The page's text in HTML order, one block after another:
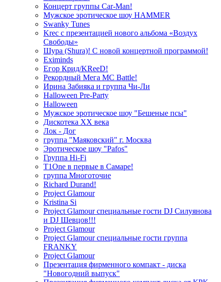
Концерт группы Car-Man!
Мужское эротическое шоу HAMMER
Swanky Tunes
Krec с презентацией нового альбома «Воздух
Свободы»
Шура (Shura)! С новой концертной программой!
Eximinds
Егор Крид/KReeD!
Рекордный Мега МС Battle!
Ирина Забияка и группа Чи-Ли
Halloween Pre-Party
Halloween
Мужское эротическое шоу "Бешеные псы"
Дискотека ХХ века
Лок - Дог
группа "Маяковский" г. Москва
Эротическое шоу "Pafos"
Группа Hi-Fi
T1One в первые в Самаре!
группа Многоточие
Richard Durand!
Project Glamour
Kristina Si
Project Glamour специальные гости DJ Силуянова
и DJ Шевцов!!!
Project Glamour
Project Glamour специальные гости группа
FRANKY
Project Glamour
Презентация фирменного компакт - диска
"Новогодний выпуск"